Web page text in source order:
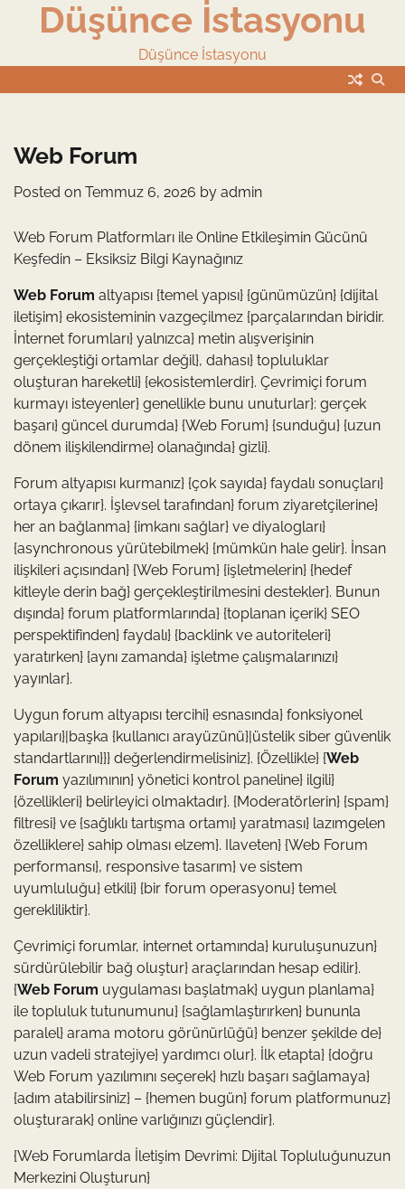
Düşünce İstasyonu
Düşünce İstasyonu
Web Forum
Posted on Temmuz 6, 2026 by admin
Web Forum Platformları ile Online Etkileşimin Gücünü
Keşfedin – Eksiksiz Bilgi Kaynağınız
Web Forum altyapısı {temel yapısı} {günümüzün} {dijital
iletişim} ekosisteminin vazgeçilmez {parçalarından biridir.
İnternet forumları} yalnızca} metin alışverişinin
gerçekleştiği ortamlar değil}, dahası} topluluklar
oluşturan hareketli} {ekosistemlerdir}. Çevrimiçi forum
kurmayı isteyenler} genellikle bunu unuturlar}: gerçek
başarı} güncel durumda} {Web Forum} {sunduğu} {uzun
dönem ilişkilendirme} olanağında} gizli}.
Forum altyapısı kurmanız} {çok sayıda} faydalı sonuçları}
ortaya çıkarır}. İşlevsel tarafından} forum ziyaretçilerine}
her an bağlanma} {imkanı sağlar} ve diyalogları}
{asynchronous yürütebilmek} {mümkün hale gelir}. İnsan
ilişkileri açısından} {Web Forum} {işletmelerin} {hedef
kitleyle derin bağ} gerçekleştirilmesini destekler}. Bunun
dışında} forum platformlarında} {toplanan içerik} SEO
perspektifinden} faydalı} {backlink ve autoriteleri}
yaratırken} {aynı zamanda} işletme çalışmalarınızı}
yayınlar}.
Uygun forum altyapısı tercihi} esnasında} fonksiyonel
yapıları}|başka {kullanıcı arayüzünü}|üstelik siber güvenlik
standartlarını}}} değerlendirmelisiniz}. {Özellikle} {Web
Forum yazılımının} yönetici kontrol paneline} ilgili}
{özellikleri} belirleyici olmaktadır}. {Moderatörlerin} {spam}
filtresi} ve {sağlıklı tartışma ortamı} yaratması} lazımgelen
özelliklere} sahip olması elzem}. Ilaveten} {Web Forum
performansı}, responsive tasarım} ve sistem
uyumluluğu} etkili} {bir forum operasyonu} temel
gerekliliktir}.
Çevrimiçi forumlar, internet ortamında} kuruluşunuzun}
sürdürülebilir bağ oluştur} araçlarından hesap edilir}.
{Web Forum uygulaması başlatmak} uygun planlama}
ile topluluk tutunumunu} {sağlamlaştırırken} bununla
paralel} arama motoru görünürlüğü} benzer şekilde de}
uzun vadeli stratejiye} yardımcı olur}. İlk etapta} {doğru
Web Forum yazılımını seçerek} hızlı başarı sağlamaya}
{adım atabilirsiniz} – {hemen bugün} forum platformunuz}
oluşturarak} online varlığınızı güçlendir}.
{Web Forumlarda İletişim Devrimi: Dijital Topluluğunuzun
Merkezini Oluşturun}